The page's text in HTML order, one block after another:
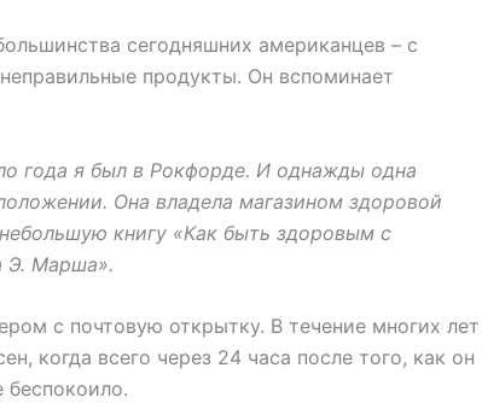
сегодняшних американцев – с
продукты. Он вспоминает
года я был в Рокфорде. И однажды одна
Она владела магазином здоровой
книгу «Как быть здоровым с
Э. Марша».
с почтовую открытку. В течение многих лет
когда всего через 24 часа после того, как он
беспокоило.